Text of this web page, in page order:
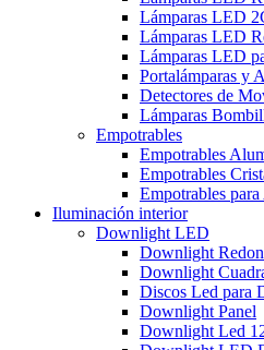
Lámparas LED
Lámparas LED
Lámparas LED
Portalámparas y
Detectores de
Lámparas
Empotrables
Empotrables
Empotrables
Empotrables para
Iluminación interior
Downlight LED
Downlight
Downlight
Discos Led para
Downlight Panel
Downlight Led